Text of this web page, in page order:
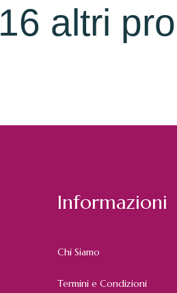
16 altri
Informazioni
Chi Siamo
Termini e Condizioni